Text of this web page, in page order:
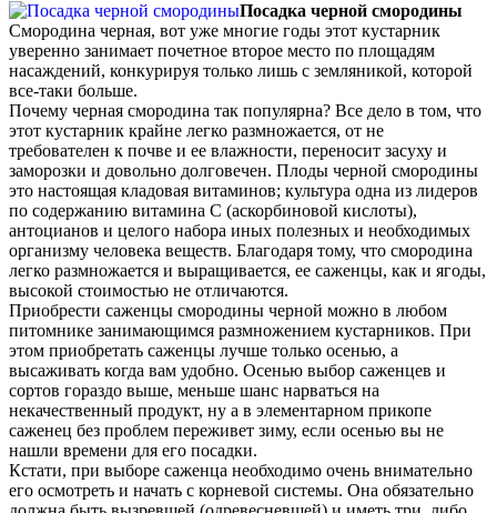
Посадка черной смородины
Смородина черная, вот уже многие годы этот кустарник
уверенно занимает почетное второе место по площадям
насаждений, конкурируя только лишь с земляникой, которой
все-таки больше.
Почему черная смородина так популярна? Все дело в том, что
этот кустарник крайне легко размножается, от не
требователен к почве и ее влажности, переносит засуху и
заморозки и довольно долговечен. Плоды черной смородины
это настоящая кладовая витаминов; культура одна из лидеров
по содержанию витамина С (аскорбиновой кислоты),
антоцианов и целого набора иных полезных и необходимых
организму человека веществ. Благодаря тому, что смородина
легко размножается и выращивается, ее саженцы, как и ягоды,
высокой стоимостью не отличаются.
Приобрести саженцы смородины черной можно в любом
питомнике занимающимся размножением кустарников. При
этом приобретать саженцы лучше только осенью, а
высаживать когда вам удобно. Осенью выбор саженцев и
сортов гораздо выше, меньше шанс нарваться на
некачественный продукт, ну а в элементарном прикопе
саженец без проблем переживет зиму, если осенью вы не
нашли времени для его посадки.
Кстати, при выборе саженца необходимо очень внимательно
его осмотреть и начать с корневой системы. Она обязательно